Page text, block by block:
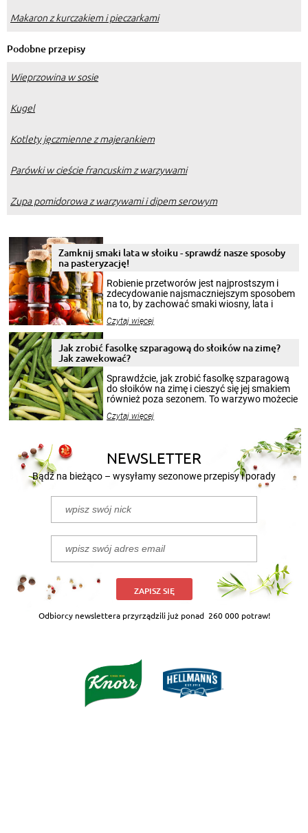
Makaron z kurczakiem i pieczarkami
Podobne przepisy
Wieprzowina w sosie
Kugel
Kotlety jęczmienne z majerankiem
Parówki w cieście francuskim z warzywami
Zupa pomidorowa z warzywami i dipem serowym
Zamknij smaki lata w słoiku - sprawdź nasze sposoby
na pasteryzację!
Robienie przetworów jest najprostszym i
zdecydowanie najsmaczniejszym sposobem
na to, by zachować smaki wiosny, lata i
krajobrazów, by cieszyć nimi oko w sezonie
pełni poczuć atmosferę cieplejszych
miesięcy. Przygotowanie słoików ze
smakowitą zawartością musi obejmować
patenty, które pozwolą zachować świeżość
przetworów.
Czytaj więcej
Jak zrobić fasolkę szparagową do słoików na zimę?
Jak zawekować?
Sprawdźcie, jak zrobić fasolkę szparagową
do słoików na zimę i cieszyć się jej smakiem
również poza sezonem. To warzywo możecie
nasze propozycje!
Czytaj więcej
NEWSLETTER
Bądź na bieżąco – wysyłamy sezonowe przepisy i porady
ZAPISZ SIĘ
Odbiorcy newslettera przyrządzili już ponad 260 000 potraw!